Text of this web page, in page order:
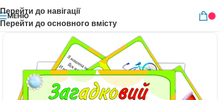
Перейти до навігації
Перейти до основного вмісту
МЕНЮ